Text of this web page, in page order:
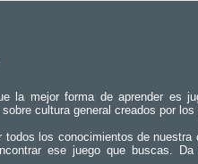
la mejor forma de aprender es
cultura general creados por
todos los conocimientos de nuestra
ese juego que buscas.